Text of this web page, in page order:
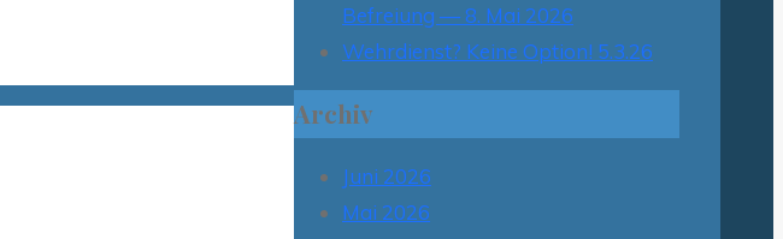
Befreiung — 8. Mai 2026
Wehrdienst? Keine Option! 5.3.26
Archiv
Juni 2026
Mai 2026